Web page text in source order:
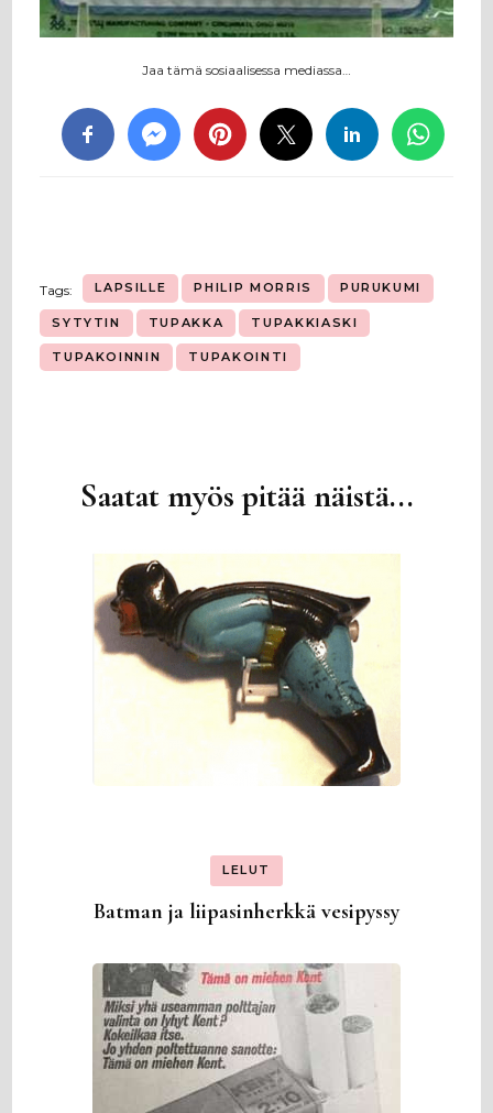
Jaa tämä sosiaalisessa mediassa…
Tags: LAPSILLE PHILIP MORRIS PURUKUMI
SYTYTIN TUPAKKA TUPAKKIASKI
TUPAKOINNIN TUPAKOINTI
Artikkelien
Saatat myös pitää näistä...
LELUT
Batman ja liipasinherkkä vesipyssy